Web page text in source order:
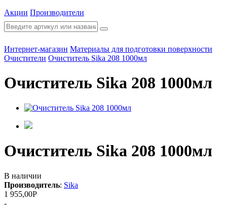
Акции Производители
Интернет-магазин Материалы для подготовки поверхности
Очистители Очиститель Sika 208 1000мл
Очиститель Sika 208 1000мл
Очиститель Sika 208 1000мл
В наличии
Производитель: Sika
1 955,00Р
-